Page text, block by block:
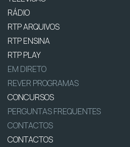
RÁDIO
RTP ARQUIVOS
RTP ENSINA
RTP PLAY
EM DIRETO
REVER PROGRAMAS
CONCURSOS
PERGUNTAS FREQUENTES
CONTACTOS
CONTACTOS